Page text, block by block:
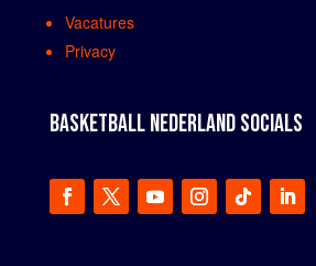
Vacatures
Privacy
BASKETBALL NEDERLAND SOCIALS